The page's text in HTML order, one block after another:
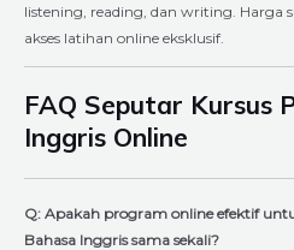
listening, reading, dan writing. Harga
akses latihan online eksklusif.
FAQ Seputar Kursus
Inggris Online
Q: Apakah program online efektif
Bahasa Inggris sama sekali?